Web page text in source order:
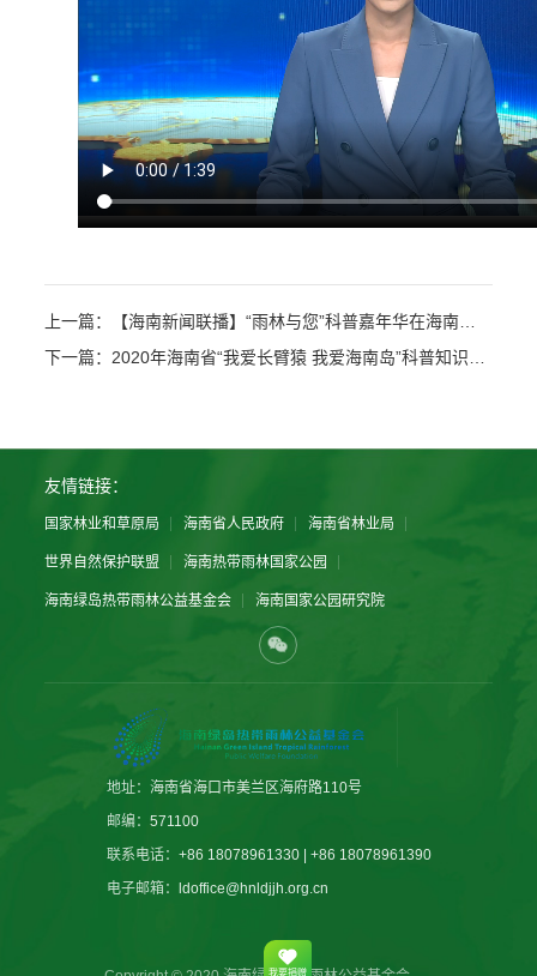
我要捐赠
友情链接：
国家林业和草原局 海南省人民政府 海南省林业局
世界自然保护联盟 海南热带雨林国家公园
海南绿岛热带雨林公益基金会 海南国家公园研究院
地址： 海南省海口市美兰区海府路110号
邮编： 571100
联系电话： +86 18078961330 | +86 18078961390
电子邮箱： ldoffice@hnldjjh.org.cn